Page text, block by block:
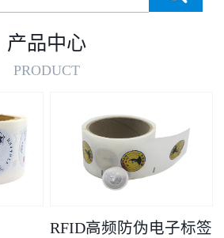
产品中心
PRODUCT
RFID高频防伪电子标签